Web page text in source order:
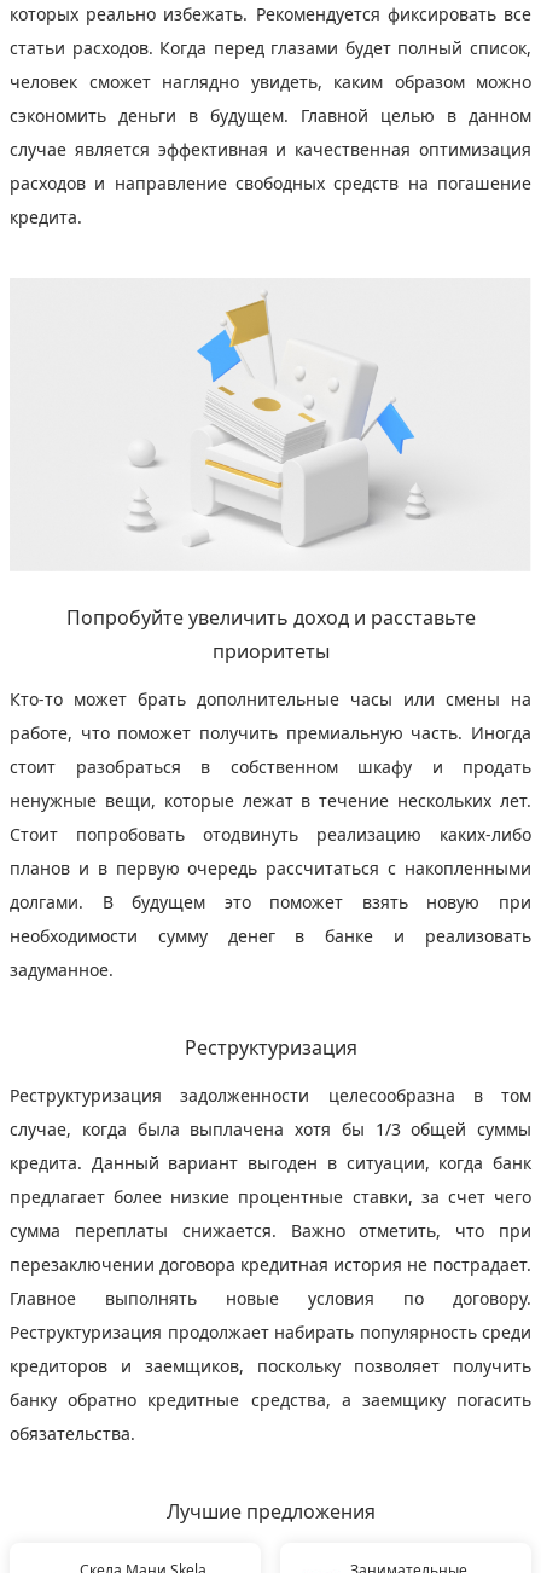
которых реально избежать. Рекомендуется фиксировать все
статьи расходов. Когда перед глазами будет полный список,
человек сможет наглядно увидеть, каким образом можно
сэкономить деньги в будущем. Главной целью в данном
случае является эффективная и качественная оптимизация
расходов и направление свободных средств на погашение
кредита.
Попробуйте увеличить доход и расставьте
приоритеты
Кто-то может брать дополнительные часы или смены на
работе, что поможет получить премиальную часть. Иногда
стоит разобраться в собственном шкафу и продать
ненужные вещи, которые лежат в течение нескольких лет.
Стоит попробовать отодвинуть реализацию каких-либо
планов и в первую очередь рассчитаться с накопленными
долгами. В будущем это поможет взять новую при
необходимости сумму денег в банке и реализовать
задуманное.
Реструктуризация
Реструктуризация задолженности целесообразна в том
случае, когда была выплачена хотя бы 1/3 общей суммы
кредита. Данный вариант выгоден в ситуации, когда банк
предлагает более низкие процентные ставки, за счет чего
сумма переплаты снижается. Важно отметить, что при
перезаключении договора кредитная история не пострадает.
Главное выполнять новые условия по договору.
Реструктуризация продолжает набирать популярность среди
кредиторов и заемщиков, поскольку позволяет получить
банку обратно кредитные средства, а заемщику погасить
обязательства.
Лучшие предложения